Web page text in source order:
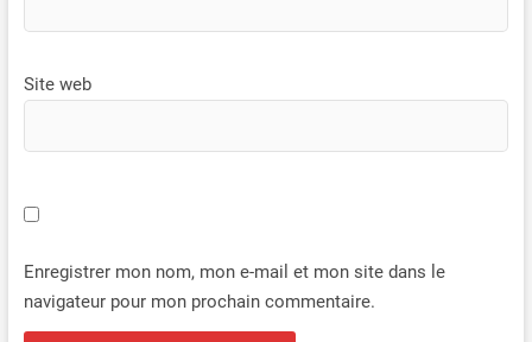
Site web
Enregistrer mon nom, mon e-mail et mon site dans le
navigateur pour mon prochain commentaire.